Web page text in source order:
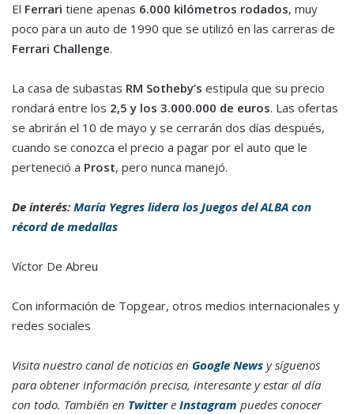
El Ferrari tiene apenas 6.000 kilómetros rodados, muy
poco para un auto de 1990 que se utilizó en las carreras de
Ferrari Challenge.
La casa de subastas RM Sotheby’s estipula que su precio
rondará entre los 2,5 y los 3.000.000 de euros. Las ofertas
se abrirán el 10 de mayo y se cerrarán dos días después,
cuando se conozca el precio a pagar por el auto que le
perteneció a Prost, pero nunca manejó.
De interés: María Yegres lidera los Juegos del ALBA con
récord de medallas
Víctor De Abreu
Con información de Topgear, otros medios internacionales y
redes sociales
Visita nuestro canal de noticias en Google News y síguenos
para obtener información precisa, interesante y estar al día
con todo. También en Twittere Instagram puedes conocer